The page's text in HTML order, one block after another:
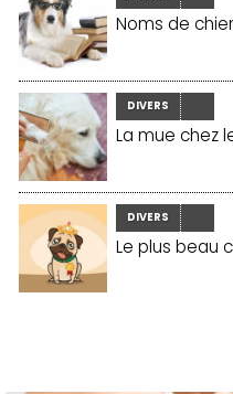
Noms de
DIVERS
La mue chez
DIVERS
Le plus beau